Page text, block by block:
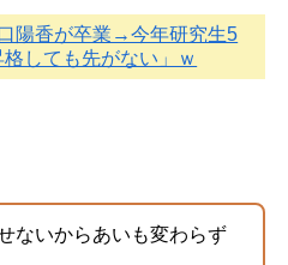
陽香が卒業→今年研究生5
しても先がない」ｗ
ないからあいも変わらず